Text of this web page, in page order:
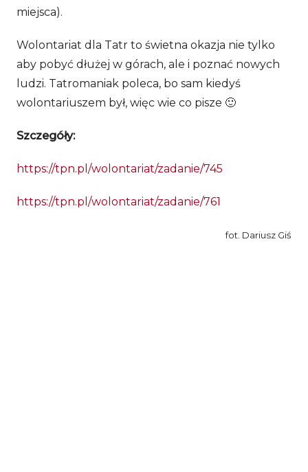
miejsca).
Wolontariat dla Tatr to świetna okazja nie tylko
aby pobyć dłużej w górach, ale i poznać nowych
ludzi. Tatromaniak poleca, bo sam kiedyś
wolontariuszem był, więc wie co pisze 🙂
Szczegóły:
https://tpn.pl/wolontariat/zadanie/745
https://tpn.pl/wolontariat/zadanie/761
fot. Dariusz Giś